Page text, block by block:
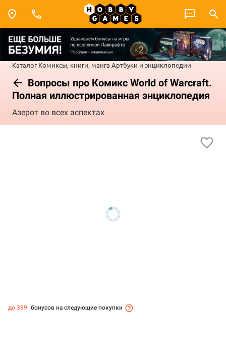
Каталог Комиксы, книги, манга Артбуки и энциклопедии
Вопросы про Комикс World of Warcraft.
Полная иллюстрированная энциклопедия
Азерот во всех аспектах
до 399 бонусов на следующие покупки